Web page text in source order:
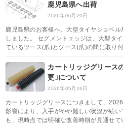
鹿児島県へ出荷
2026年06月20日
鹿児島県のお客様へ、大型タイヤショベ
しました。 セグメントエッジは、大型タ
ているツース(爪)とツース(爪)の間に取り
カートリッジグリース
更｣について
2026年05月16日
カートリッジグリースにつきまして、
影響により、入手がやや難しい状況が続
も、現時点では明確な改善時期が見通せ